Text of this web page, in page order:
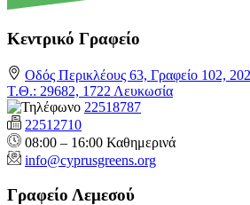
Κεντρικό Γραφείο
Οδός Περικλέους 63, Γραφείο 102,
Τ.Θ.: 29682, 1722 Λευκωσία
22518787
22512710
08:00 – 16:00 Καθημερινά
info@cyprusgreens.org
Γραφείο Λεμεσού